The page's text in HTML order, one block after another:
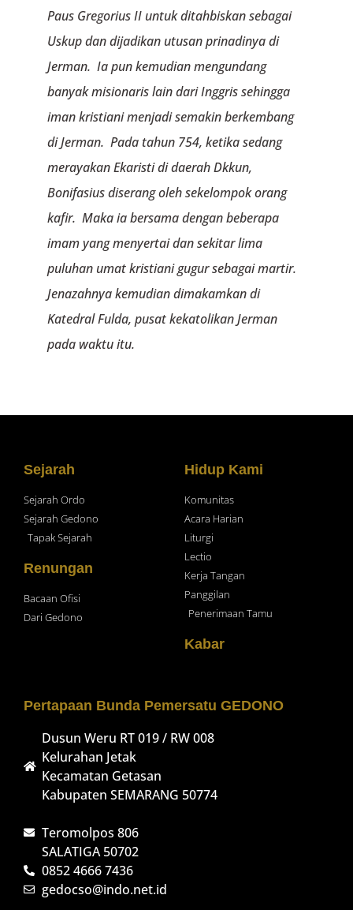
Paus Gregorius II untuk ditahbiskan sebagai
Uskup dan dijadikan utusan prinadinya di
Jerman. Ia pun kemudian mengundang
banyak misionaris lain dari Inggris sehingga
iman kristiani menjadi semakin berkembang
di Jerman. Pada tahun 754, ketika sedang
merayakan Ekaristi di daerah Dkkun,
Bonifasius diserang oleh sekelompok orang
kafir. Maka ia bersama dengan beberapa
imam yang menyertai dan sekitar lima
puluhan umat kristiani gugur sebagai martir.
Jenazahnya kemudian dimakamkan di
Katedral Fulda, pusat kekatolikan Jerman
pada waktu itu.
Sejarah
Sejarah Ordo
Sejarah Gedono
Tapak Sejarah
Renungan
Bacaan Ofisi
Dari Gedono
Hidup Kami
Komunitas
Acara Harian
Liturgi
Lectio
Kerja Tangan
Panggilan
Penerimaan Tamu
Kabar
Pertapaan Bunda Pemersatu GEDONO
Dusun Weru RT 019 / RW 008
Kelurahan Jetak
Kecamatan Getasan
Kabupaten SEMARANG 50774
Teromolpos 806
SALATIGA 50702
0852 4666 7436
gedocso@indo.net.id